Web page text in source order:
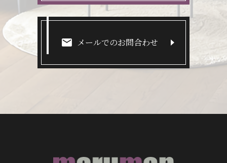
メールでのお問合わせ